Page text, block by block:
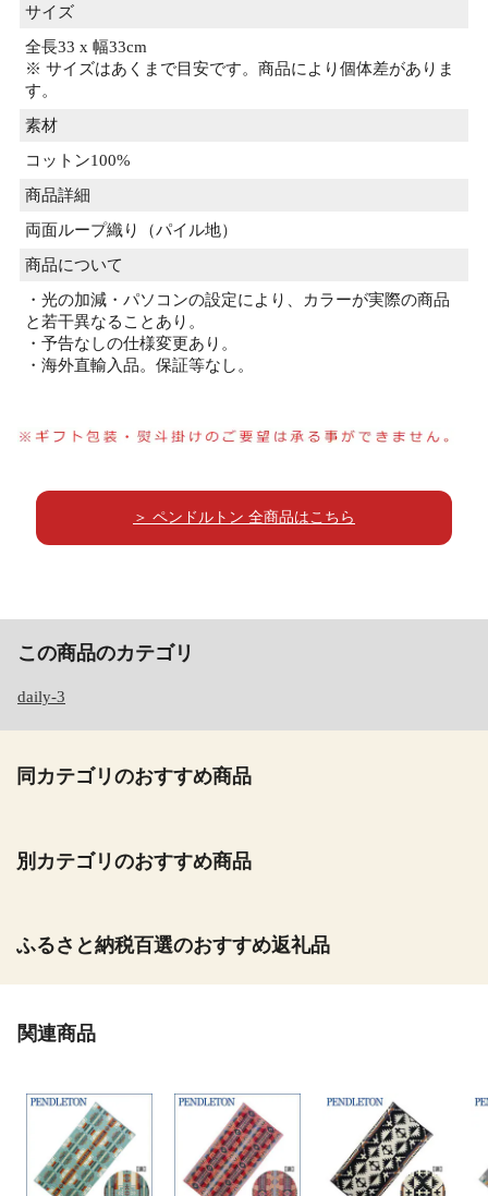
サイズ
全長33 x 幅33cm
※ サイズはあくまで目安です。商品により個体差がありま
す。
素材
コットン100%
商品詳細
両面ループ織り（パイル地）
商品について
・光の加減・パソコンの設定により、カラーが実際の商品
と若干異なることあり。
・予告なしの仕様変更あり。
・海外直輸入品。保証等なし。
＞ ペンドルトン 全商品はこちら
この商品のカテゴリ
daily-3
同カテゴリのおすすめ商品
別カテゴリのおすすめ商品
ふるさと納税百選のおすすめ返礼品
関連商品